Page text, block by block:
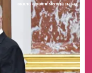
около одного месяца назад